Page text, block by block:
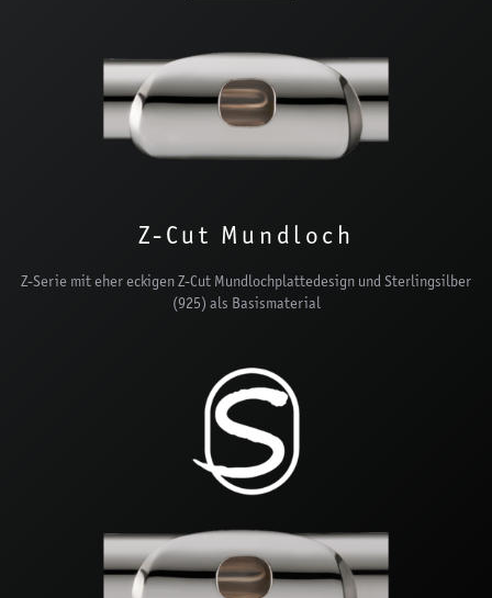
Z-Cut Mundloch
Z-Serie mit eher eckigen Z-Cut Mundlochplattedesign und Sterlingsilber
(925) als Basismaterial